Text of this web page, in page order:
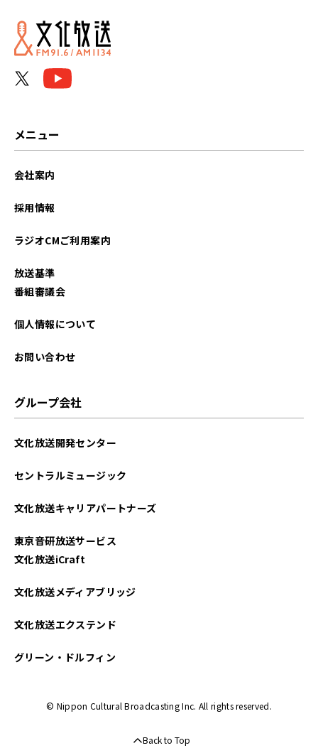
2026年06月
2025年09月
2025年06月
2025年01月
2024年12月
2024年11月
メニュー
会社案内
採用情報
ラジオCMご利用案内
放送基準
番組審議会
個人情報について
お問い合わせ
グループ会社
文化放送開発センター
セントラルミュージック
文化放送キャリアパートナーズ
東京音研放送サービス
文化放送iCraft
文化放送メディアブリッジ
文化放送エクステンド
グリーン・ドルフィン
© Nippon Cultural Broadcasting Inc. All rights reserved.
Back to Top